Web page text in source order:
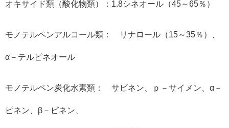
オキサイド類（酸化物類）：1.8シネオール（45～65％）
モノテルペンアルコール類： リナロール（15～35％）、
α－テルピネオール
モノテルペン炭化水素類： サビネン、ｐ－サイメン、α－
ピネン、β－ピネン、